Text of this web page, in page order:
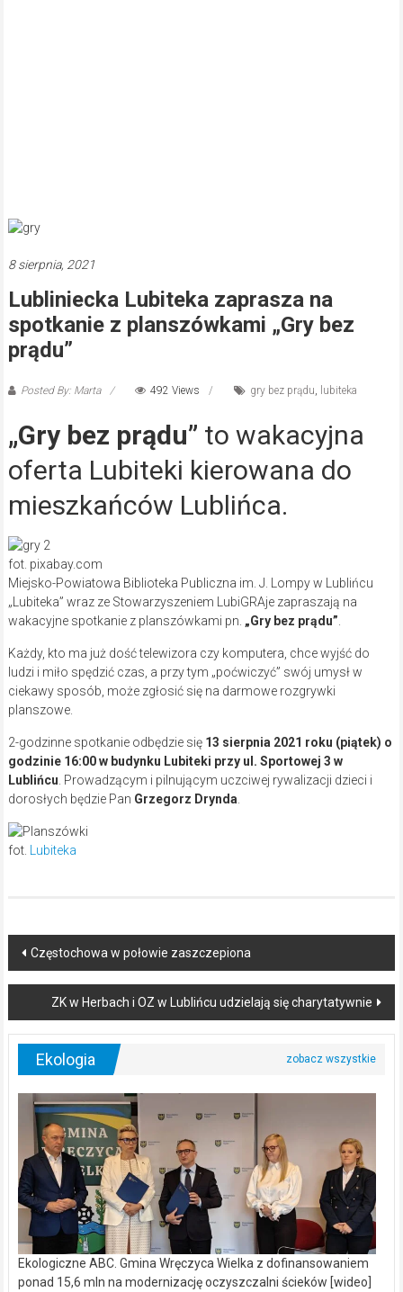
8 sierpnia, 2021
Lubliniecka Lubiteka zaprasza na
spotkanie z planszówkami „Gry bez
prądu”
Posted By: Marta 492 Views gry bez prądu, lubiteka
„Gry bez prądu” to wakacyjna
oferta Lubiteki kierowana do
mieszkańców Lublińca.
fot. pixabay.com
Miejsko-Powiatowa Biblioteka Publiczna im. J. Lompy w Lublińcu
„Lubiteka” wraz ze Stowarzyszeniem LubiGRAje zapraszają na
wakacyjne spotkanie z planszówkami pn. „Gry bez prądu”
Każdy, kto ma już dość telewizora czy komputera, chce wyjść do
ludzi i miło spędzić czas, a przy tym „poćwiczyć” swój umysł w
ciekawy sposób, może zgłosić się na darmowe rozgrywki
planszowe.
2-godzinne spotkanie odbędzie się 13 sierpnia 2021 roku (piątek) o
godzinie 16:00 w budynku Lubiteki przy ul. Sportowej 3 w
Lublińcu . Prowadzącym i pilnującym uczciwej rywalizacji dzieci i
dorosłych będzie Pan Grzegorz Drynda
fot. Lubiteka
Post
navigation
Częstochowa w połowie zaszczepiona
ZK w Herbach i OZ w Lublińcu udzielają się charytatywnie
Ekologia
Ekologiczne ABC. Gmina Wręczyca Wielka z dofinansowaniem
ponad 15,6 mln na modernizację oczyszczalni ścieków [wideo]